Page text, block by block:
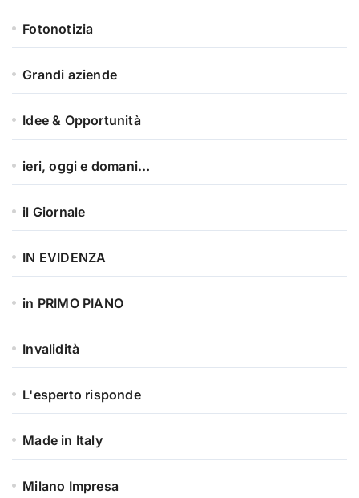
Fotonotizia
Grandi aziende
Idee & Opportunità
ieri, oggi e domani…
il Giornale
IN EVIDENZA
in PRIMO PIANO
Invalidità
L'esperto risponde
Made in Italy
Milano Impresa